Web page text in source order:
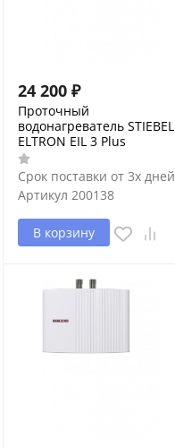
24 200 ₽
Проточный
водонагреватель STIEBEL
ELTRON EIL 3 Plus
Срок поставки от 3х дней
Артикул 200138
В корзину